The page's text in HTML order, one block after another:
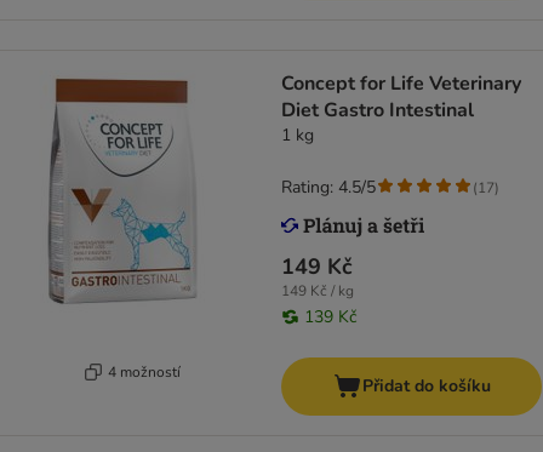
4 možností
Concept for Life Veterinary
Diet Gastro Intestinal
1 kg
149 Kč
149 Kč / kg
139 Kč
Rating: 4.5/5 (17)
Přidat do košíku